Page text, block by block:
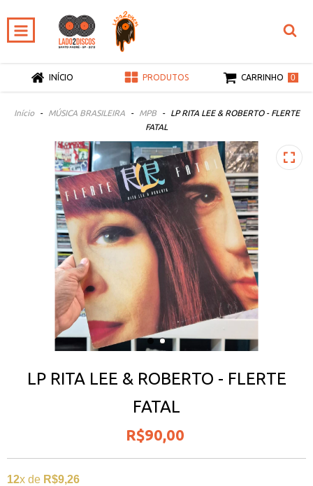
INÍCIO PRODUTOS CARRINHO 0
Início - MÚSICA BRASILEIRA - MPB -
LP RITA LEE & ROBERTO - FLERTE
FATAL
LP RITA LEE & ROBERTO - FLERTE
FATAL
R$90,00
12x de R$9,26